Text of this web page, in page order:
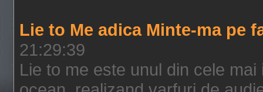
Lie to Me adica Minte-ma pe
21:29:39
Lie to me este unul din cele